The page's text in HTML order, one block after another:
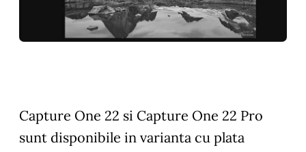
Capture One 22 si Capture One 22 Pro
sunt disponibile in varianta cu plata